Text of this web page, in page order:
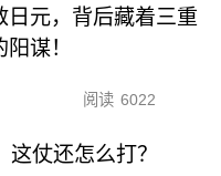
日元，背后藏着三重
谋！
阅读 6022
这仗还怎么打？